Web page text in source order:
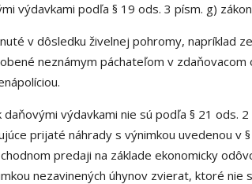
výdavkami podľa § 19 ods. 3 písm. g)
v dôsledku živelnej pohromy, napríklad
neznámym páchateľom v
daňovými výdavkami nie sú podľa § 21 ods.
prijaté náhrady s výnimkou uvedenou v
predaji na základe ekonomicky
nezavinených úhynov zvierat, ktoré